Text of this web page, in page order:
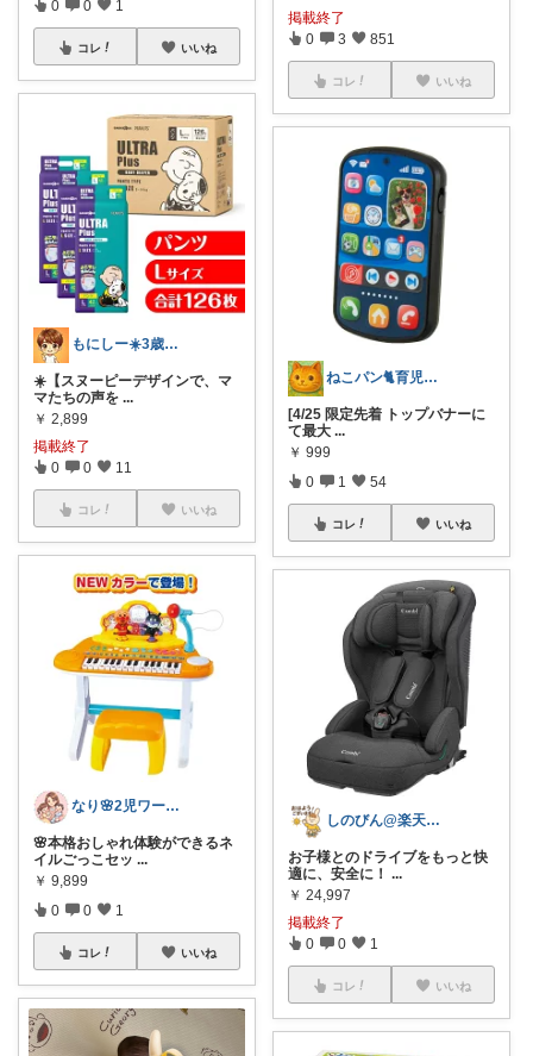
0 0 1
コレ いいね
もにしー☀️3歳娘と0歳息子のパパ🧡
☀️【スヌーピーデザインで、マ
マたちの声を ...
￥ 2,899
掲載終了
0 0 11
コレ いいね
なり🌸2児ワーママの楽しい暮らし
🌸本格おしゃれ体験ができるネ
イルごっこセッ ...
￥ 9,899
0 0 1
コレ いいね
掲載終了
0 3 851
コレ いいね
ねこパン🐈育児お助け
[4/25 限定先着 トップバナーに
て最大 ...
￥ 999
0 1 54
コレ いいね
しのびん@楽天Room
お子様とのドライブをもっと快
適に、安全に！ ...
￥ 24,997
掲載終了
0 0 1
コレ いいね